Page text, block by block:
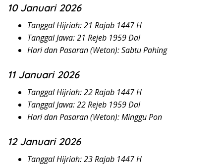
10 Januari 2026
Tanggal Hijriah: 21 Rajab 1447 H
Tanggal Jawa: 21 Rejeb 1959 Dal
Hari dan Pasaran (Weton): Sabtu Pahing
11 Januari 2026
Tanggal Hijriah: 22 Rajab 1447 H
Tanggal Jawa: 22 Rejeb 1959 Dal
Hari dan Pasaran (Weton): Minggu Pon
12 Januari 2026
Tanggal Hijriah: 23 Rajab 1447 H